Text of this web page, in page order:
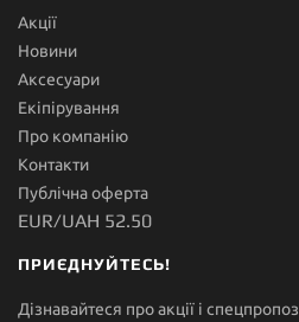
Акції
Новини
Аксесуари
Екіпірування
Про компанію
Контакти
Публічна оферта
EUR/UAH 52.50
ПРИЄДНУЙТЕСЬ!
Дізнавайтеся про акції і